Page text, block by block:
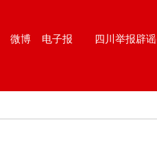
微博 电子报 四川举报辟谣